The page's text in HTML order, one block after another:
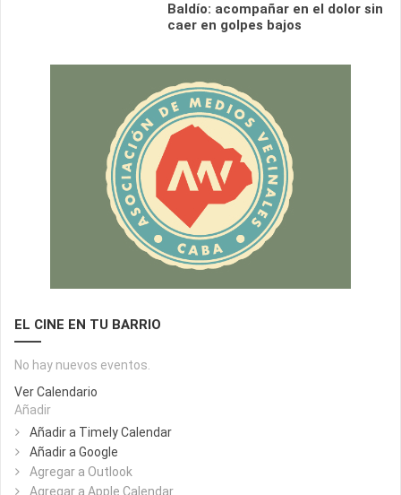
Baldío: acompañar en el dolor sin
caer en golpes bajos
EL CINE EN TU BARRIO
No hay nuevos eventos.
Ver Calendario
Añadir
Añadir a Timely Calendar
Añadir a Google
Agregar a Outlook
Agregar a Apple Calendar